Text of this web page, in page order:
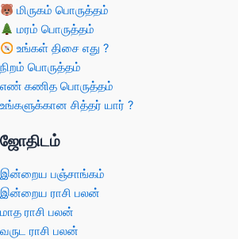
மிருகம் பொருத்தம்
மரம் பொருத்தம்
உங்கள் திசை எது ?
நிறம் பொருத்தம்
எண் கணித பொருத்தம்
உங்களுக்கான சித்தர் யார் ?
ஜோதிடம்
இன்றைய பஞ்சாங்கம்
இன்றைய ராசி பலன்
மாத ராசி பலன்
வருட ராசி பலன்